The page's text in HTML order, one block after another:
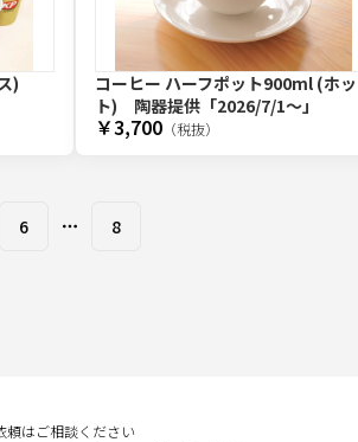
)
コーヒー ハーフポット900ml (ホッ
ト) 陶器提供「2026/7/1〜」
￥3,700（税抜）
6 More pages
8
頼はご相談ください